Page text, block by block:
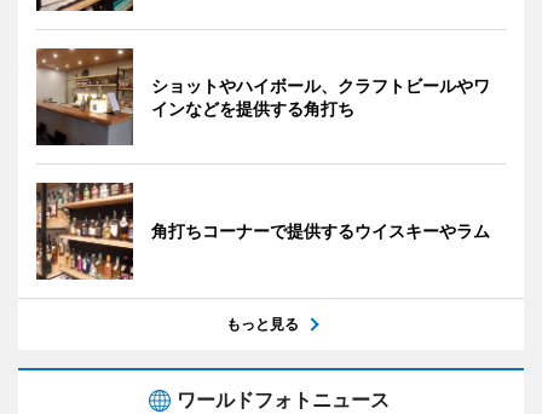
ショットやハイボール、クラフトビールやワ
インなどを提供する角打ち
角打ちコーナーで提供するウイスキーやラム
もっと見る
ワールドフォトニュース